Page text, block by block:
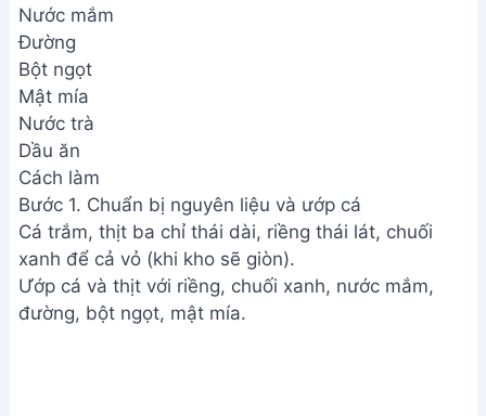
Nước mắm
Đường
Bột ngọt
Mật mía
Nước trà
Dầu ăn
Cách làm
Bước 1. Chuẩn bị nguyên liệu và ướp cá
Cá trắm, thịt ba chỉ thái dài, riềng thái lát, chuối
xanh để cả vỏ (khi kho sẽ giòn).
Ướp cá và thịt với riềng, chuối xanh, nước mắm,
đường, bột ngọt, mật mía.